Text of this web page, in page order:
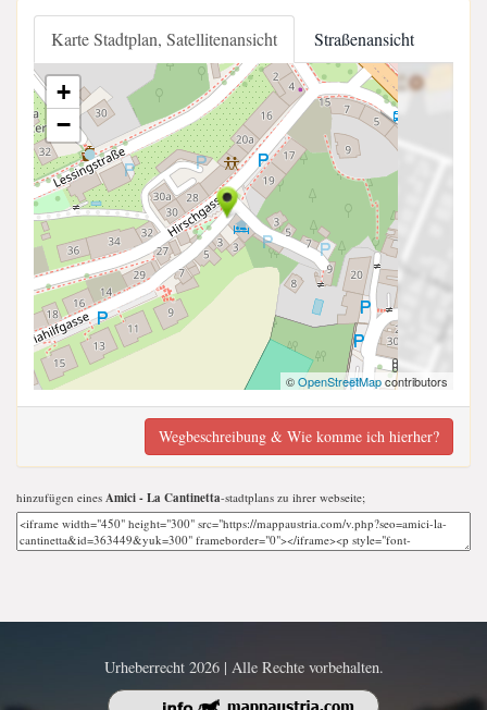
Karte Stadtplan, Satellitenansicht Straßenansicht
+
−
©OpenStreetMapcontributors
Wegbeschreibung & Wie komme ich hierher?
hinzufügen eines Amici - La Cantinetta-stadtplans zu ihrer webseite;
Urheberrecht 2026 | Alle Rechte vorbehalten.